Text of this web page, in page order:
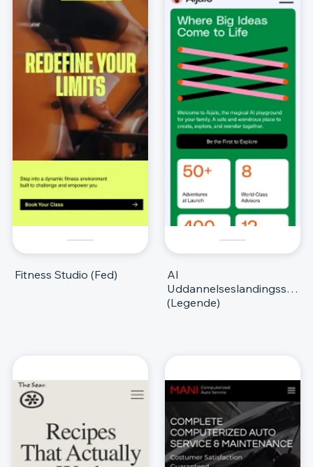
Fitness Studio (Fed)
AI
Uddannelseslandingsside
(Legende)